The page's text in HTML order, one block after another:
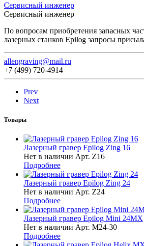
Сервисный инженер
Сервисный инженер
По вопросам приобретения запасных
лазерных станков Epilog запросы
allengraving@mail.ru
+7 (499) 720-4914
Prev
Next
Товары
Лазерный гравер Epilog Zing 16
Нет в наличии Арт. Z16
Подробнее
Лазерный гравер Epilog Zing 24
Нет в наличии Арт. Z24
Подробнее
Лазерный гравер Epilog Mini 24MX
Нет в наличии Арт. M24-30
Подробнее